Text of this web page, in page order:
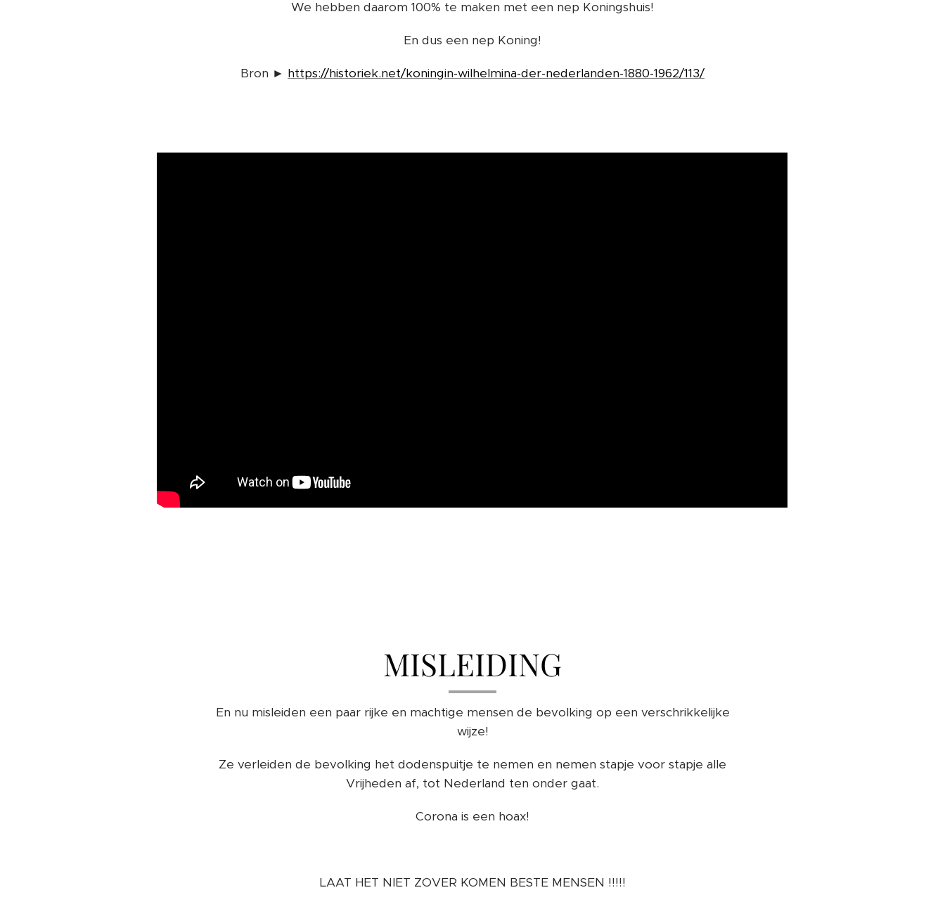
We hebben daarom 100% te maken met een nep Koningshuis!
En dus een nep Koning!
Bron ► https://historiek.net/koningin-wilhelmina-der-nederlanden-1880-1962/113/
MISLEIDING
En nu misleiden een paar rijke en machtige mensen de bevolking op een verschrikkelijke
wijze!
Ze verleiden de bevolking het dodenspuitje te nemen en nemen stapje voor stapje alle
Vrijheden af, tot Nederland ten onder gaat.
Corona is een hoax!
LAAT HET NIET ZOVER KOMEN BESTE MENSEN !!!!!